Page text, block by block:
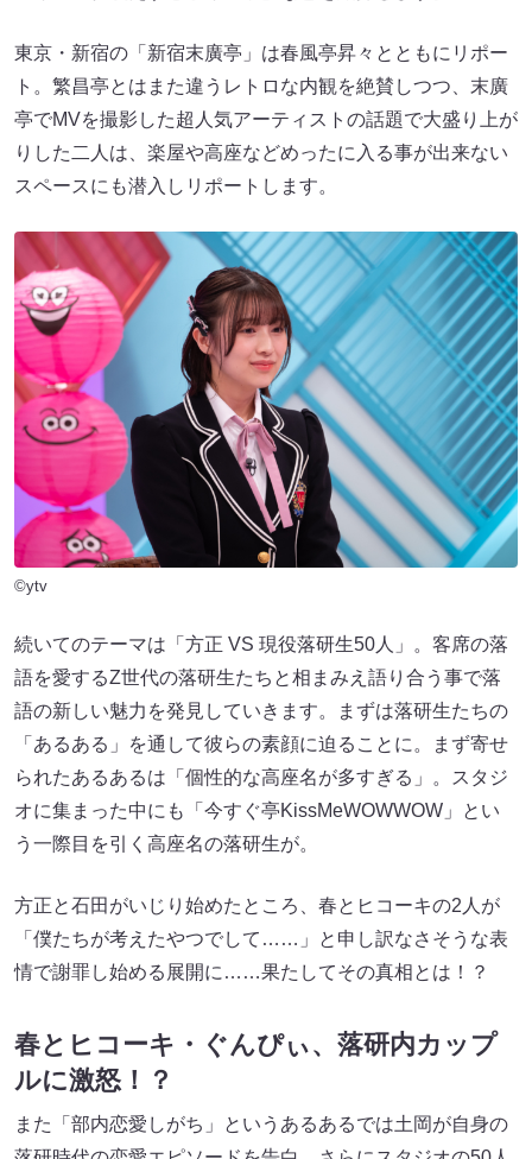
東京・新宿の「新宿末廣亭」は春風亭昇々とともにリポー
ト。繁昌亭とはまた違うレトロな内観を絶賛しつつ、末廣
亭でMVを撮影した超人気アーティストの話題で大盛り上が
りした二人は、楽屋や高座などめったに入る事が出来ない
スペースにも潜入しリポートします。
©ytv
続いてのテーマは「方正 VS 現役落研生50人」。客席の落
語を愛するZ世代の落研生たちと相まみえ語り合う事で落
語の新しい魅力を発見していきます。まずは落研生たちの
「あるある」を通して彼らの素顔に迫ることに。まず寄せ
られたあるあるは「個性的な高座名が多すぎる」。スタジ
オに集まった中にも「今すぐ亭KissMeWOWWOW」とい
う一際目を引く高座名の落研生が。
方正と石田がいじり始めたところ、春とヒコーキの2人が
「僕たちが考えたやつでして……」と申し訳なさそうな表
情で謝罪し始める展開に……果たしてその真相とは！？
春とヒコーキ・ぐんぴぃ、落研内カップ
ルに激怒！？
また「部内恋愛しがち」というあるあるでは土岡が自身の